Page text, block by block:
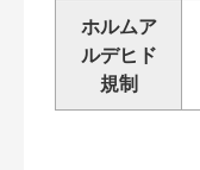
ホルムア
ルデヒド
規制